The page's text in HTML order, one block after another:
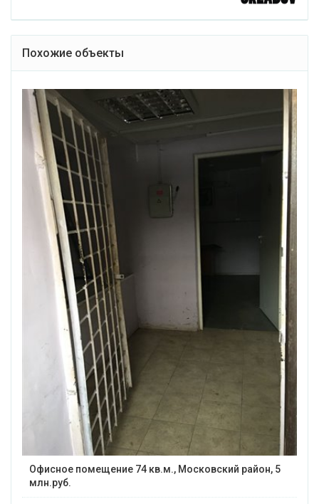
Похожие объекты
Офисное помещение 74 кв.м., Московский район, 5
млн.руб.